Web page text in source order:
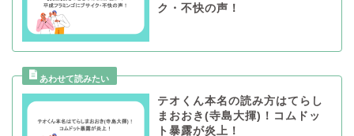
ク・不快の声！
テオくん本名の読み方はてらし
まおおき(寺島大揮)！コムドッ
ト暴露が炎上！